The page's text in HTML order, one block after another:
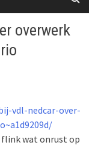
overwerk
vdl-nedcar-over-
flink wat onrust op